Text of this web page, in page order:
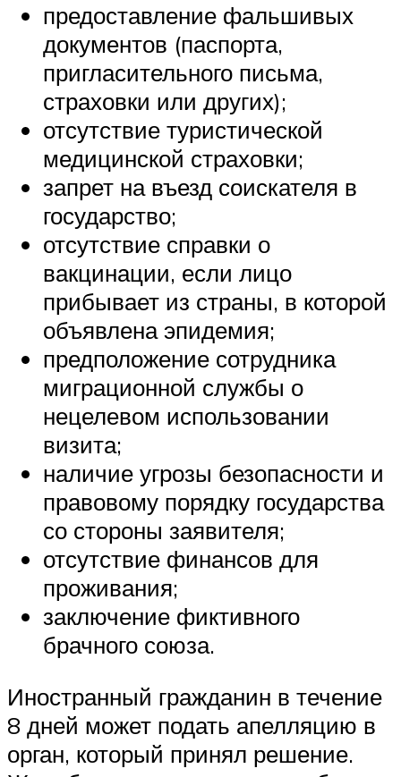
предоставление фальшивых
документов (паспорта,
пригласительного письма,
страховки или других);
отсутствие туристической
медицинской страховки;
запрет на въезд соискателя в
государство;
отсутствие справки о
вакцинации, если лицо
прибывает из страны, в которой
объявлена эпидемия;
предположение сотрудника
миграционной службы о
нецелевом использовании
визита;
наличие угрозы безопасности и
правовому порядку государства
со стороны заявителя;
отсутствие финансов для
проживания;
заключение фиктивного
брачного союза.
Иностранный гражданин в течение
8 дней может подать апелляцию в
орган, который принял решение.